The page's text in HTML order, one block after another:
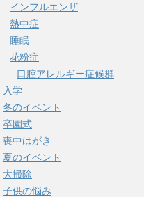
インフルエンザ
熱中症
睡眠
花粉症
口腔アレルギー症候群
入学
冬のイベント
卒園式
喪中はがき
夏のイベント
大掃除
子供の悩み